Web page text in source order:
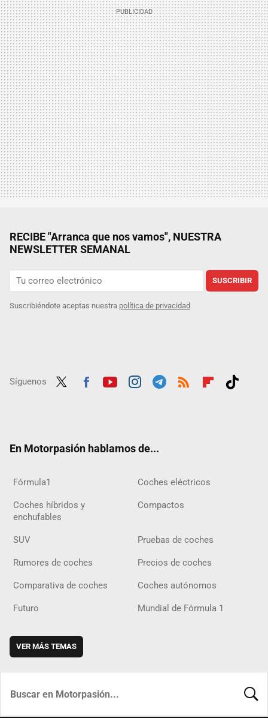
RECIBE "Arranca que nos vamos", NUESTRA
NEWSLETTER SEMANAL
SUSCRIBIR
Suscribiéndote aceptas nuestra política de privacidad
Síguenos
En Motorpasión hablamos de...
Fórmula1 Coches eléctricos
Coches híbridos y
enchufables
Compactos
SUV Pruebas de coches
Rumores de coches Precios de coches
Comparativa de coches Coches autónomos
Futuro Mundial de Fórmula 1
VER MÁS TEMAS